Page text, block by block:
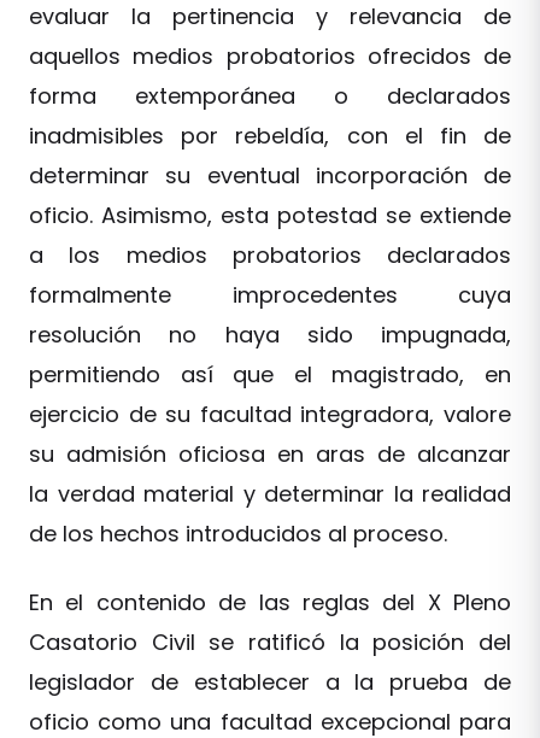
evaluar la pertinencia y relevancia de
aquellos medios probatorios ofrecidos de
forma extemporánea o declarados
inadmisibles por rebeldía, con el fin de
determinar su eventual incorporación de
oficio. Asimismo, esta potestad se extiende
a los medios probatorios declarados
formalmente improcedentes cuya
resolución no haya sido impugnada,
permitiendo así que el magistrado, en
ejercicio de su facultad integradora, valore
su admisión oficiosa en aras de alcanzar
la verdad material y determinar la realidad
de los hechos introducidos al proceso.
En el contenido de las reglas del X Pleno
Casatorio Civil se ratificó la posición del
legislador de establecer a la prueba de
oficio como una facultad excepcional para